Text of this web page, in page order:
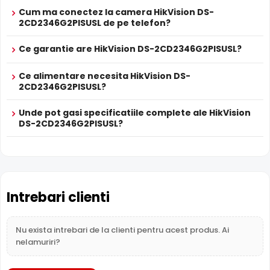
prin camera.
Camera HikVision DS-2CD2346G2PISUSL are intrari audio,
la care puteti conecta microfoane, permitand
Cum ma conectez la camera HikVision DS-
2CD2346G2PISUSL de pe telefon?
Ce garantie are HikVision DS-2CD2346G2PISUSL?
Ce alimentare necesita HikVision DS-
2CD2346G2PISUSL?
Unde pot gasi specificatiile complete ale HikVision
DS-2CD2346G2PISUSL?
Intrebari clienti
Nu exista intrebari de la clienti pentru acest produs. Ai
nelamuriri?